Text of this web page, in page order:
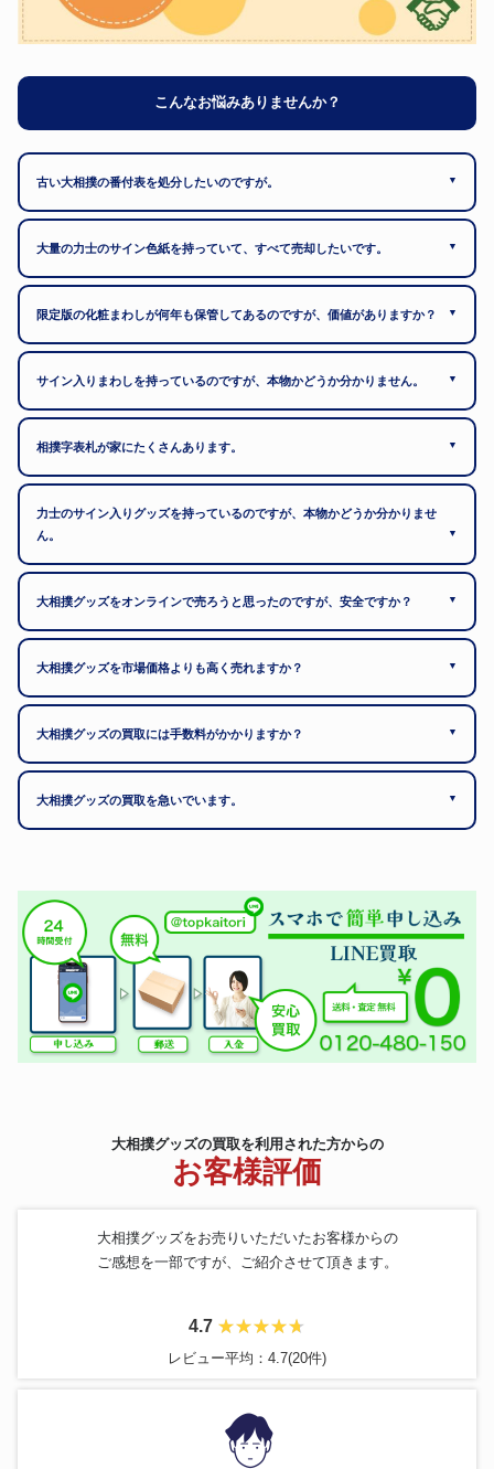
こんなお悩みありませんか？
古い大相撲の番付表を処分したいのですが。 ▼
大量の力士のサイン色紙を持っていて、すべて売却したいです。 ▼
限定版の化粧まわしが何年も保管してあるのですが、価値がありますか？ ▼
サイン入りまわしを持っているのですが、本物かどうか分かりません。 ▼
相撲字表札が家にたくさんあります。 ▼
力士のサイン入りグッズを持っているのですが、本物かどうか分かりませ
ん。
▼
大相撲グッズをオンラインで売ろうと思ったのですが、安全ですか？ ▼
大相撲グッズを市場価格よりも高く売れますか？ ▼
大相撲グッズの買取には手数料がかかりますか？ ▼
大相撲グッズの買取を急いでいます。 ▼
大相撲グッズの買取を利用された方からの
お客様評価
大相撲グッズをお売りいただいたお客様からの
ご感想を一部ですが、ご紹介させて頂きます。
4.7
レビュー平均：4.7(20件)